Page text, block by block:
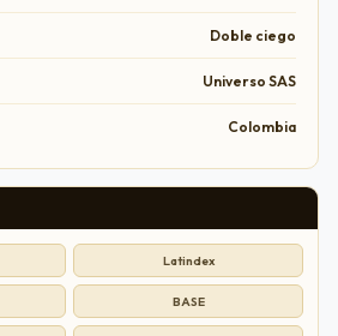
Doble ciego
Universo SAS
Colombia
Latindex
BASE